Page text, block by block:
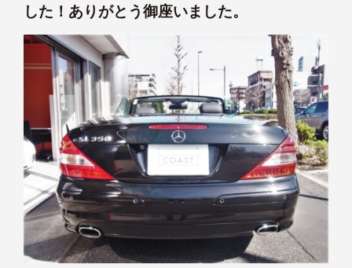
した！ありがとう御座いました。